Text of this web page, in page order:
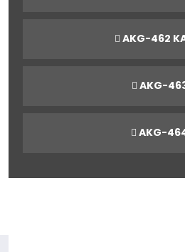
AKG-462
AKG-
AKG-